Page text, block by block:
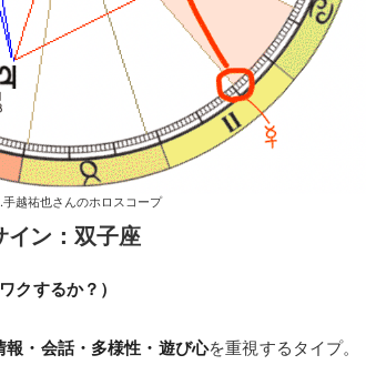
手越祐也さんのホロスコープ
ン：双子座
クするか？）
報・会話・多様性・遊び心を重視するタイプ。